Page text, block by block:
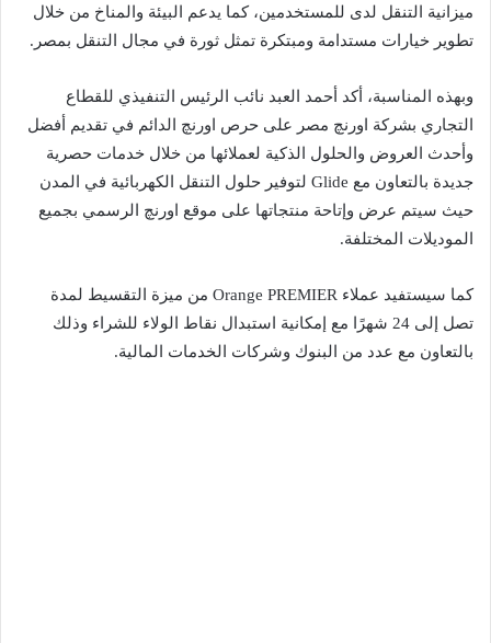
ميزانية التنقل لدى للمستخدمين، كما يدعم البيئة والمناخ من خلال
تطوير خيارات مستدامة ومبتكرة تمثل ثورة في مجال التنقل بمصر.
وبهذه المناسبة، أكد أحمد العبد نائب الرئيس التنفيذي للقطاع
التجاري بشركة اورنچ مصر على حرص اورنچ الدائم في تقديم أفضل
وأحدث العروض والحلول الذكية لعملائها من خلال خدمات حصرية
جديدة بالتعاون مع Glide لتوفير حلول التنقل الكهربائية في المدن
حيث سيتم عرض وإتاحة منتجاتها على موقع اورنچ الرسمي بجميع
الموديلات المختلفة.
كما سيستفيد عملاء Orange PREMIER من ميزة التقسيط لمدة
تصل إلى 24 شهرًا مع إمكانية استبدال نقاط الولاء للشراء وذلك
بالتعاون مع عدد من البنوك وشركات الخدمات المالية.